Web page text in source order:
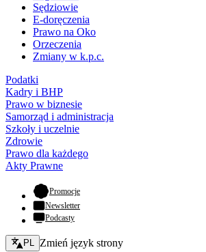
Sędziowie
E-doręczenia
Prawo na Oko
Orzeczenia
Zmiany w k.p.c.
Podatki
Kadry i BHP
Prawo w biznesie
Samorząd i administracja
Szkoły i uczelnie
Zdrowie
Prawo dla każdego
Akty Prawne
Promocje- otwiera się w nowej karcie
Newsletter
Podcasty
Zmień język - bieżący:
PL Zmień język strony